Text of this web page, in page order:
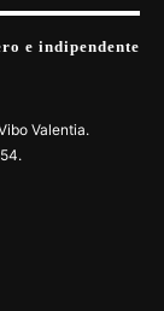
e indipendente
Valentia.